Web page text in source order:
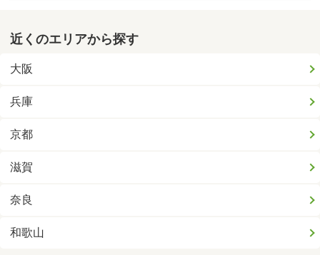
近くのエリアから探す
大阪
兵庫
京都
滋賀
奈良
和歌山